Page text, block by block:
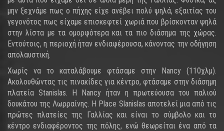
μην ξεχνάμε πως ο πήχης είχε ανέβει πολύ ψηλά, εξαιτίας του
γεγονότος πως είχαμε επισκεφτεί χωριά που βρίσκονταν ψηλά
στην λίστα με τα ομορφότερα και τα πιο διάσημα της χώρας.
Εντούτοις, η περιοχή ήταν ενδιαφέρουσα, κάνοντας την οδήγηση
απολαυστική.
Χωρίς να το καταλάβουμε φτάσαμε στην Nancy (110χλμ).
Ακολουθώντας τις πινακίδες για κέντρο, φτάσαμε στην διάσημη
πλατεία Stanislas. Η Nancy ήταν η πρωτεύουσα του παλιού
δουκάτου της Λωρραίνης. Η Place Slanislas αποτελεί μια από τις
πρώτες πλατείες της Γαλλίας και είναι το σύμβολο και το
κέντρο ενδιαφέροντος της πόλης, ενώ θεωρείται ένα από τα